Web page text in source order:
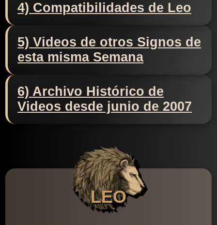
4) Compatibilidades de Leo
5) Videos de otros Signos de
esta misma Semana
6) Archivo Histórico de
Videos desde junio de 2007
LEO